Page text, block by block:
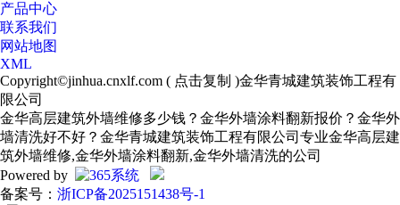
产品中心
联系我们
网站地图
XML
Copyright©jinhua.cnxlf.com ( 点击复制 )金华青城建筑装饰工程有
限公司
金华高层建筑外墙维修多少钱？金华外墙涂料翻新报价？金华外
墙清洗好不好？金华青城建筑装饰工程有限公司专业金华高层建
筑外墙维修,金华外墙涂料翻新,金华外墙清洗的公司
Powered by
备案号： 浙ICP备2025151438号-1